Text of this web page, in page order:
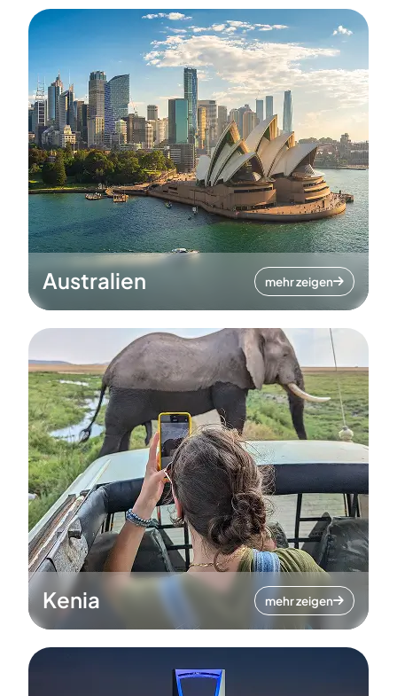
Australien mehr zeigen
Kenia mehr zeigen